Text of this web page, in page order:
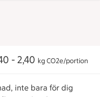
- 2,40 kg CO2e/portion
inte bara för dig